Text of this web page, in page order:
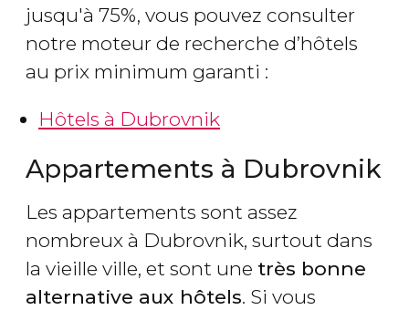
jusqu'à 75%, vous pouvez consulter
notre moteur de recherche d’hôtels
au prix minimum garanti :
Hôtels à Dubrovnik
Appartements à Dubrovnik
Les appartements sont assez
nombreux à Dubrovnik, surtout dans
la vieille ville, et sont une très bonne
alternative aux hôtels. Si vous